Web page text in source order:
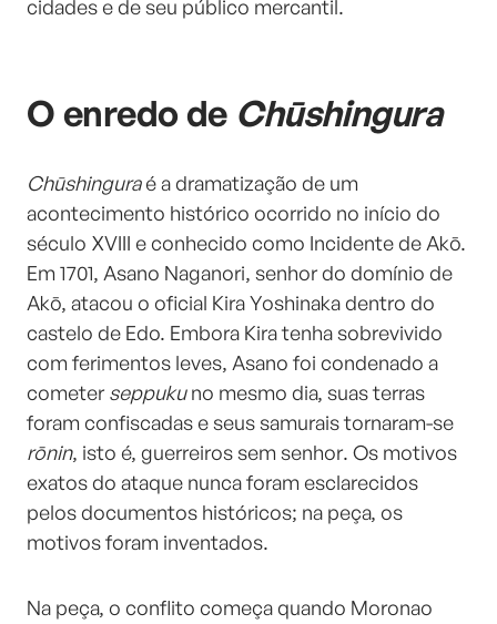
cidades e de seu público mercantil.
O enredo de Chūshingura
Chūshinguraé a dramatização de um
acontecimento histórico ocorrido no início do
século XVIII e conhecido como Incidente de Akō.
Em 1701, Asano Naganori, senhor do domínio de
Akō, atacou o oficial Kira Yoshinaka dentro do
castelo de Edo. Embora Kira tenha sobrevivido
com ferimentos leves, Asano foi condenado a
cometer seppukuno mesmo dia, suas terras
foram confiscadas e seus samurais tornaram-se
rōnin, isto é, guerreiros sem senhor. Os motivos
exatos do ataque nunca foram esclarecidos
pelos documentos históricos; na peça, os
motivos foram inventados.
Na peça, o conflito começa quando Moronao